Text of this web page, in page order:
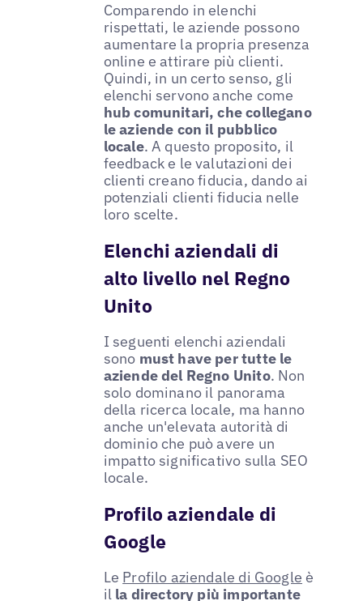
Comparendo in elenchi
rispettati, le aziende possono
aumentare la propria presenza
online e attirare più clienti.
Quindi, in un certo senso, gli
elenchi servono anche come
hub comunitari, che collegano
le aziende con il pubblico
locale. A questo proposito, il
feedback e le valutazioni dei
clienti creano fiducia, dando ai
potenziali clienti fiducia nelle
loro scelte.
Elenchi aziendali di
alto livello nel Regno
Unito
I seguenti elenchi aziendali
sono must have per tutte le
aziende del Regno Unito. Non
solo dominano il panorama
della ricerca locale, ma hanno
anche un'elevata autorità di
dominio che può avere un
impatto significativo sulla SEO
locale.
Profilo aziendale di
Google
Le Profilo aziendale di Google è
il la directory più importante